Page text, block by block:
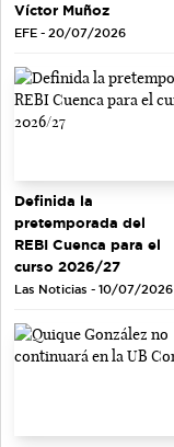
Víctor Muñoz
EFE - 20/07/2026
Definida la
pretemporada del
REBI Cuenca para el
curso 2026/27
Las Noticias - 10/07/2026